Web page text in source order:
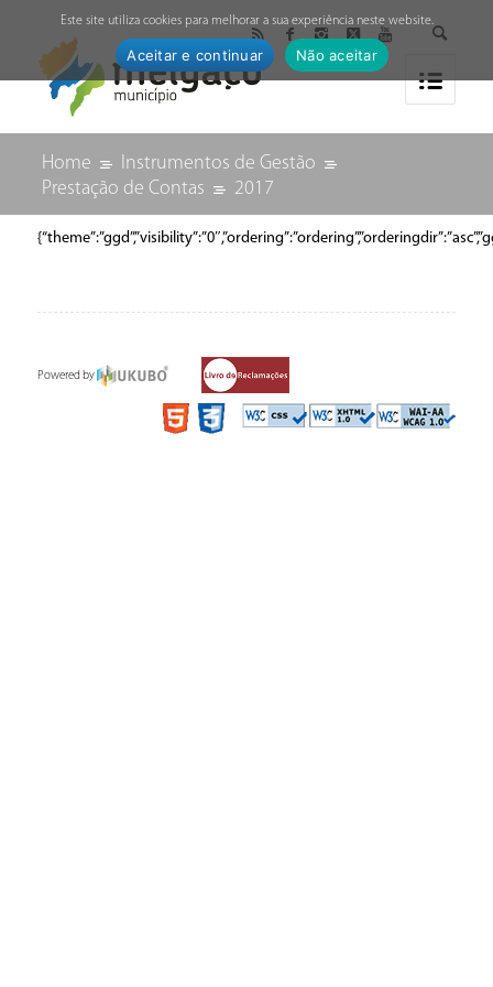
Home
Instrumentos de Gestão
Prestação de Contas
2017
Powered by
Este site utiliza cookies para melhorar a sua experiência neste website.
Aceitar e continuar Não aceitar